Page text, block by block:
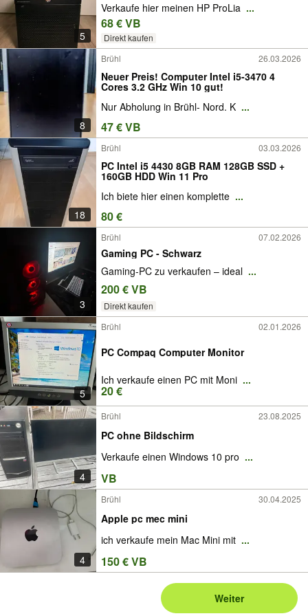
5
Verkaufe hier meinen HP ProLia ...
68 € VB
Direkt kaufen
8
Brühl 26.03.2026
Neuer Preis! Computer Intel i5-3470 4
Cores 3.2 GHz Win 10 gut!
Nur Abholung in Brühl- Nord. K ...
47 € VB
18
Brühl 03.03.2026
PC Intel i5 4430 8GB RAM 128GB SSD +
160GB HDD Win 11 Pro
Ich biete hier einen komplette ...
80 €
3
Brühl 07.02.2026
Gaming PC - Schwarz
Gaming-PC zu verkaufen – ideal ...
200 € VB
Direkt kaufen
5
Brühl 02.01.2026
PC Compaq Computer Monitor
Ich verkaufe einen PC mit Moni ...
20 €
4
Brühl 23.08.2025
PC ohne Bildschirm
Verkaufe einen Windows 10 pro ...
VB
4
Brühl 30.04.2025
Apple pc mec mini
ich verkaufe mein Mac Mini mit ...
150 € VB
Weiter